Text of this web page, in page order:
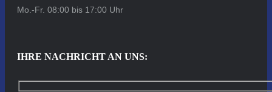
Mo.-Fr. 08:00 bis 17:00 Uhr
IHRE NACHRICHT AN UNS: